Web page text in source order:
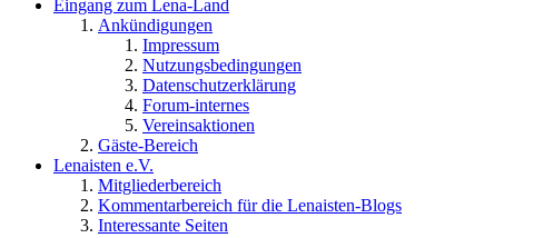
Eingang zum Lena-Land
Ankündigungen
Impressum
Nutzungsbedingungen
Datenschutzerklärung
Forum-internes
Vereinsaktionen
Gäste-Bereich
Lenaisten e.V.
Mitgliederbereich
Kommentarbereich für die Lenaisten-Blogs
Interessante Seiten